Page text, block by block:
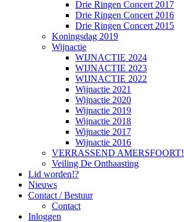
Drie Ringen Concert 2017
Drie Ringen Concert 2016
Drie Ringen Concert 2015
Koningsdag 2019
Wijnactie
WIJNACTIE 2024
WIJNACTIE 2023
WIJNACTIE 2022
Wijnactie 2021
Wijnactie 2020
Wijnactie 2019
Wijnactie 2018
Wijnactie 2017
Wijnactie 2016
VERRASSEND AMERSFOORT!
Veiling De Onthaasting
Lid worden!?
Nieuws
Contact / Bestuur
Contact
Inloggen